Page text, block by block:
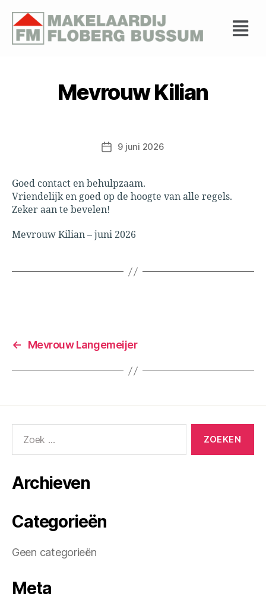
Mevrouw Kilian
9 juni 2026
Goed contact en behulpzaam.
Vriendelijk en goed op de hoogte van alle regels.
Zeker aan te bevelen!
Mevrouw Kilian – juni 2026
← Mevrouw Langemeijer
Archieven
Categorieën
Geen categorieën
Meta